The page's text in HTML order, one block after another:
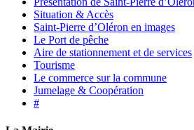
Situation & Accès
Saint-Pierre d’Oléron en images
Le Port de pêche
Aire de stationnement et de services
Tourisme
Le commerce sur la commune
Jumelage & Coopération
#